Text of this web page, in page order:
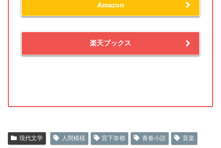
Amazon
楽天ブックス
現代文学 人間模様 宮下奈都 青春小説 音楽